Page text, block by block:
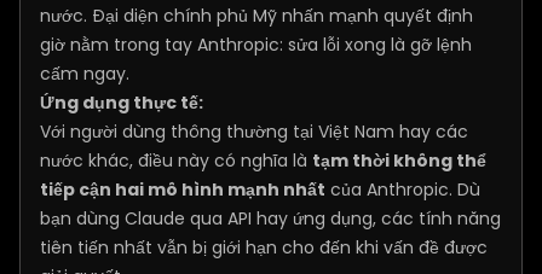
nước. Đại diện chính phủ Mỹ nhấn mạnh quyết định
giờ nằm trong tay Anthropic: sửa lỗi xong là gỡ lệnh
cấm ngay.
Ứng dụng thực tế:
Với người dùng thông thường tại Việt Nam hay các
nước khác, điều này có nghĩa là tạm thời không thể
tiếp cận hai mô hình mạnh nhất của Anthropic. Dù
bạn dùng Claude qua API hay ứng dụng, các tính năng
tiên tiến nhất vẫn bị giới hạn cho đến khi vấn đề được